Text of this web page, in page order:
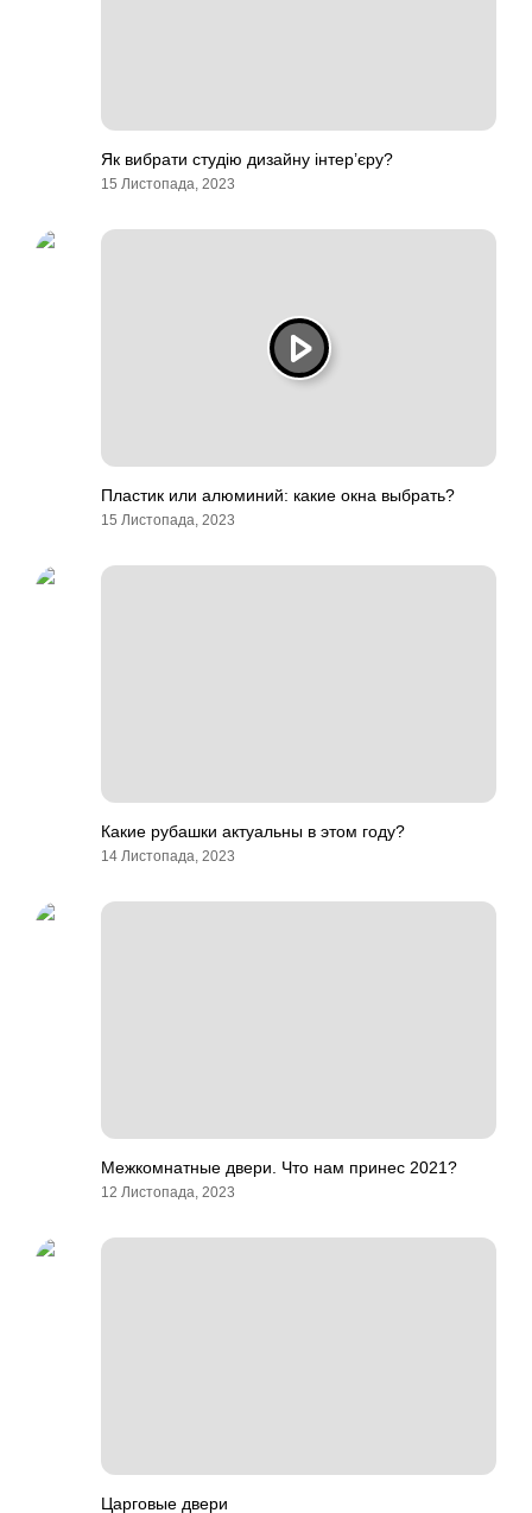
Як вибрати студію дизайну інтер’єру?
15 Листопада, 2023
Пластик или алюминий: какие окна выбрать?
15 Листопада, 2023
Какие рубашки актуальны в этом году?
14 Листопада, 2023
Межкомнатные двери. Что нам принес 2021?
12 Листопада, 2023
Царговые двери